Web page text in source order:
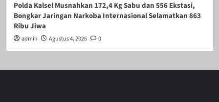
Polda Kalsel Musnahkan 172,4 Kg Sabu dan 556 Ekstasi,
Bongkar Jaringan Narkoba Internasional Selamatkan 863
Ribu Jiwa
admin Agustus 4, 2026 0